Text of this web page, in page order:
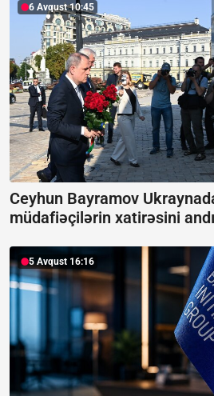
6 Avqust 10:45
Ceyhun Bayramov
müdafiəçilərin xatirəsini andı
5 Avqust 16:16